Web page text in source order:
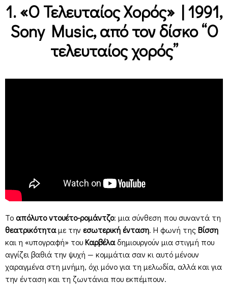
1. «Ο Τελευταίος Χορός» | 1991,
Sony Music, από τον δίσκο “Ο
τελευταίος χορός”
Τοαπόλυτο ντουέτο-ρομάντζο: μια σύνθεση που συναντά τη
θεατρικότηταμε την εσωτερική ένταση. Η φωνή τηςΒίσση
και η «υπογραφή» τουΚαρβέλαδημιουργούν μια στιγμή που
αγγίζει βαθιά την ψυχή — κομμάτια σαν κι αυτό μένουν
χαραγμένα στη μνήμη, όχι μόνο για τη μελωδία, αλλά και για
την ένταση και τη ζωντάνια που εκπέμπουν.